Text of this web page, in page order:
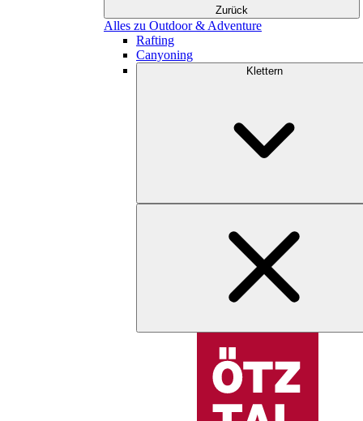
Zurück
Alles zu Outdoor & Adventure
Rafting
Canyoning
Klettern